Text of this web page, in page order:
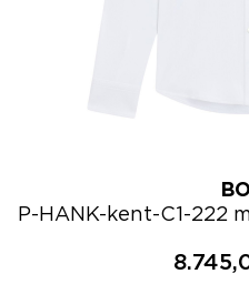
P-HANK-kent-C1-222